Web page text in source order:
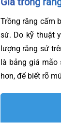
Trồng răng cấm
sứ. Do kỹ thuật
lượng răng sứ
là bảng giá
hơn, để biết rõ